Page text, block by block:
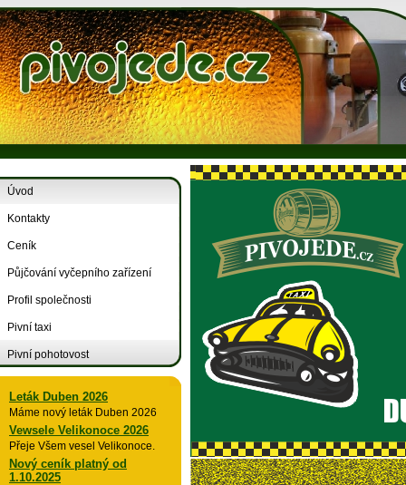
Úvod
Kontakty
Ceník
Půjčování vyčepního zařízení
Profil společnosti
Pivní taxi
Pivní pohotovost
Leták Duben 2026
Máme nový leták Duben 2026
Vewsele Velikonoce 2026
Přeje Všem vesel Velikonoce.
Nový ceník platný od
1.10.2025